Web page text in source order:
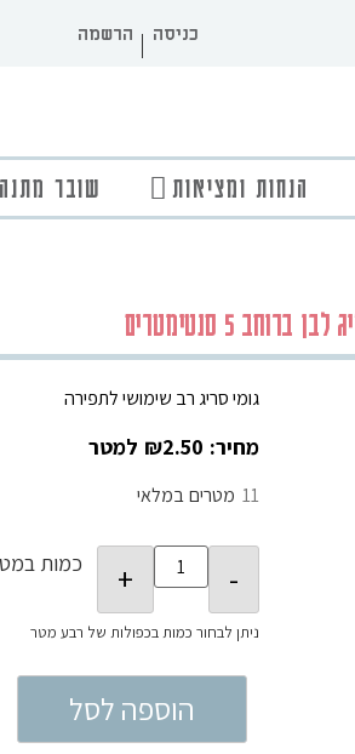
כניסה הרשמה
הנחות ומציאות שובר
ברוחב 5 סנטימטרים
גומי סריג רב שימושי לתפירה
₪2.50
11 במלאי
כמות
הוספה לסל